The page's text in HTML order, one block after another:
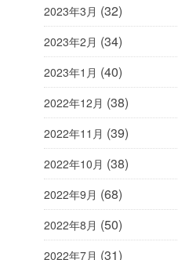
2023年3月 (32)
2023年2月 (34)
2023年1月 (40)
2022年12月 (38)
2022年11月 (39)
2022年10月 (38)
2022年9月 (68)
2022年8月 (50)
2022年7月 (31)